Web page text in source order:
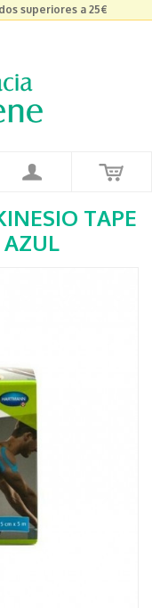
superiores a 25€
TAPE
AZUL